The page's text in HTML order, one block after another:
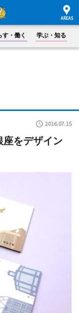
す・働く 学ぶ・知る
2016.07.15
をデザイン